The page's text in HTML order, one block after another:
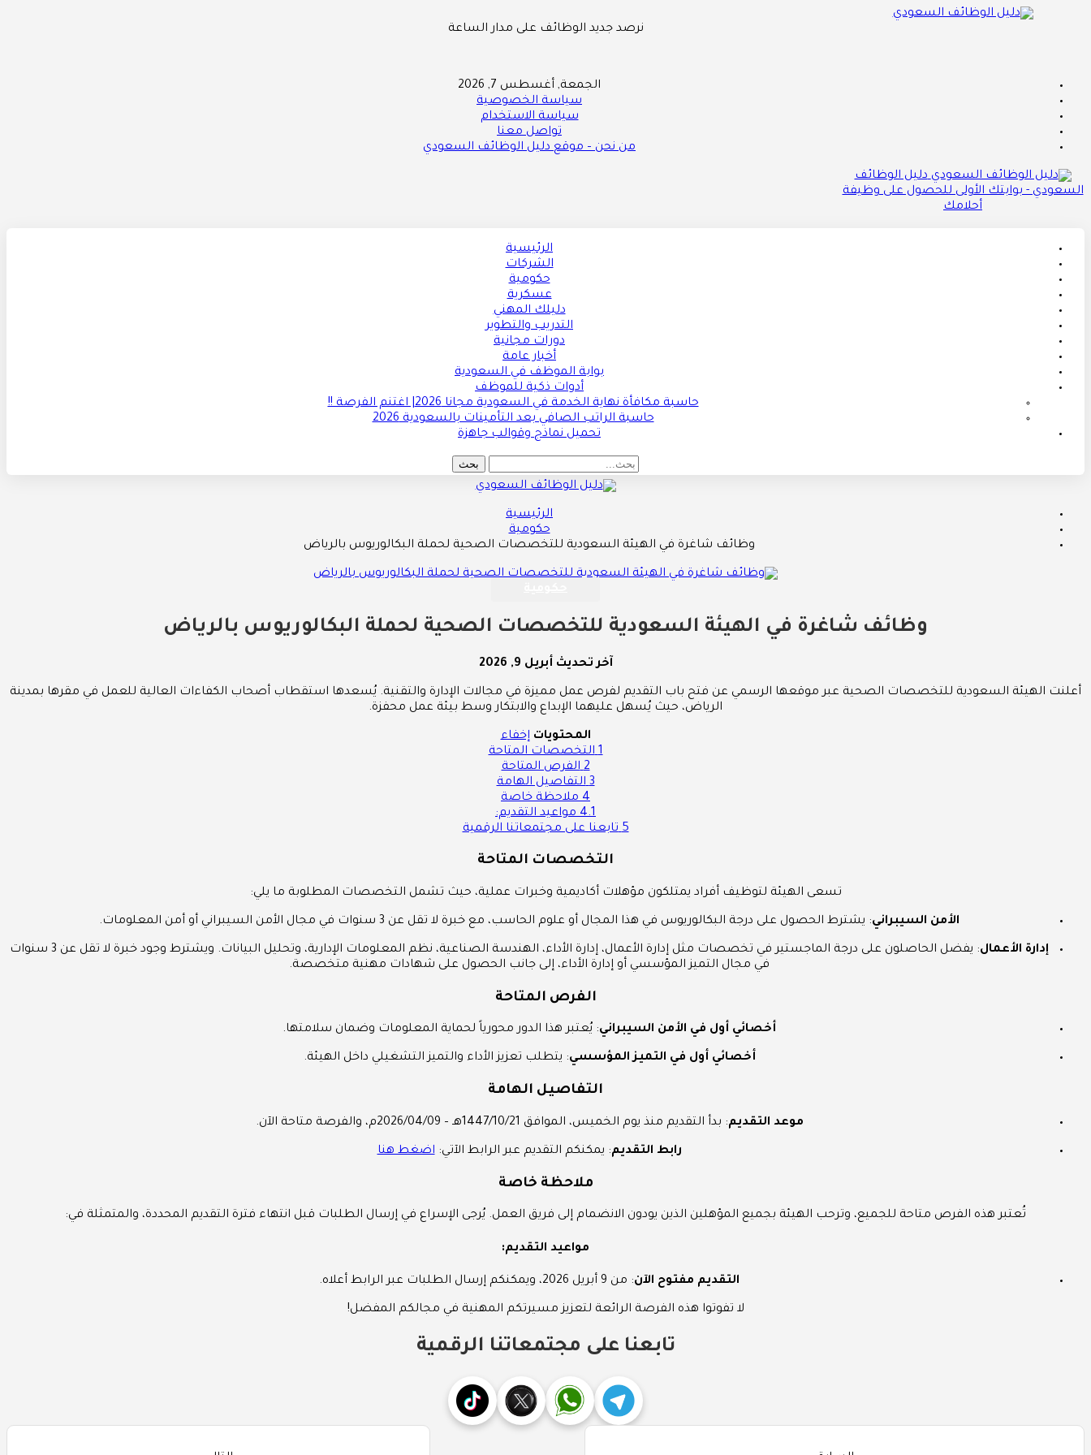
نرصد جديد الوظائف على مدار الساعة
الجمعة, أغسطس 7, 2026
سياسة الخصوصية
سياسة الاستخدام
تواصل معنا
من نحن – موقع دليل الوظائف السعودي
دليل الوظائف
السعودي - بوابتك الأولى للحصول على وظيفة
أحلامك
الرئيسية
الشركات
حكومية
عسكرية
دليلك المهني
التدريب والتطوير
دورات مجانية
أخبار عامة
بوابة الموظف في السعودية
أدوات ذكية للموظف
حاسبة مكافأة نهاية الخدمة في السعودية مجانا 2026| اغتنم الفرصة !!
حاسبة الراتب الصافي بعد التأمينات بالسعودية 2026
تحميل نماذج وقوالب جاهزة
الرئيسية
حكومية
وظائف شاغرة في الهيئة السعودية للتخصصات الصحية لحملة البكالوريوس بالرياض
وظائف شاغرة في الهيئة السعودية للتخصصات الصحية لحملة البكالوريوس بالرياض
آخر تحديث أبريل 9, 2026
أعلنت الهيئة السعودية للتخصصات الصحية عبر موقعها الرسمي عن فتح باب التقديم لفرص عمل مميزة في مجالات الإدارة والتقنية. يُسعدها استقطاب أصحاب الكفاءات العالية للعمل في مقرها بمدينة
الرياض، حيث يُسهل عليهما الإبداع والابتكار وسط بيئة عمل محفزة.
المحتويات إخفاء
1 التخصصات المتاحة
2 الفرص المتاحة
3 التفاصيل الهامة
4 ملاحظة خاصة
4.1 مواعيد التقديم:
5 تابعنا على مجتمعاتنا الرقمية
التخصصات المتاحة
تسعى الهيئة لتوظيف أفراد يمتلكون مؤهلات أكاديمية وخبرات عملية، حيث تشمل التخصصات المطلوبة ما يلي:
الأمن السيبراني: يشترط الحصول على درجة البكالوريوس في هذا المجال أو علوم الحاسب، مع خبرة لا تقل عن 3 سنوات في مجال الأمن السيبراني أو أمن المعلومات.
إدارة الأعمال
: يفضل الحاصلون على درجة الماجستير في تخصصات مثل إدارة الأعمال، إدارة الأداء، الهندسة الصناعية، نظم المعلومات الإدارية، وتحليل البيانات. ويشترط وجود خبرة لا تقل عن 3 سنوات
في مجال التميز المؤسسي أو إدارة الأداء، إلى جانب الحصول على شهادات مهنية متخصصة.
الفرص المتاحة
أخصائي أول في الأمن السيبراني: يُعتبر هذا الدور محورياً لحماية المعلومات وضمان سلامتها.
أخصائي أول في التميز المؤسسي: يتطلب تعزيز الأداء والتميز التشغيلي داخل الهيئة.
التفاصيل الهامة
موعد التقديم: بدأ التقديم منذ يوم الخميس، الموافق 1447/10/21هـ – 2026/04/09م، والفرصة متاحة الآن.
رابط التقديم: يمكنكم التقديم عبر الرابط الآتي:اضغط هنا
ملاحظة خاصة
تُعتبر هذه الفرص متاحة للجميع، وترحب الهيئة بجميع المؤهلين الذين يودون الانضمام إلى فريق العمل. يُرجى الإسراع في إرسال الطلبات قبل انتهاء فترة التقديم المحددة، والمتمثلة في:
مواعيد التقديم:
التقديم مفتوح الآن: من 9 أبريل 2026، ويمكنكم إرسال الطلبات عبر الرابط أعلاه.
لا تفوتوا هذه الفرصة الرائعة لتعزيز مسيرتكم المهنية في مجالكم المفضل!
تابعنا على مجتمعاتنا الرقمية